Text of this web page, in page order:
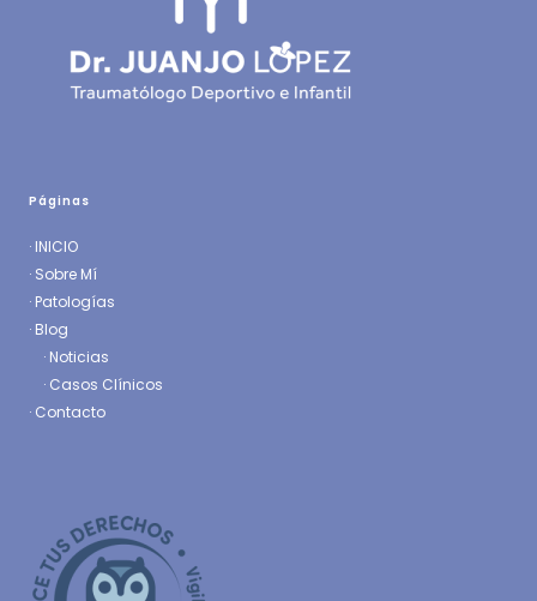
Páginas
· INICIO
· Sobre Mí
· Patologías
· Blog
· Noticias
· Casos Clínicos
· Contacto